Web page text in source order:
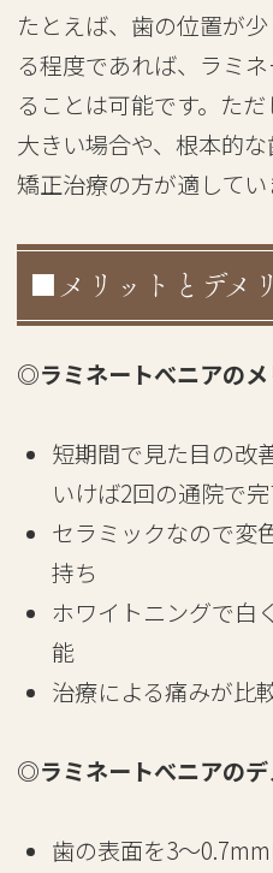
たとえば、歯の位置が
る程度であれば、ラミ
ることは可能です。た
大きい場合や、根本的な
矯正治療の方が適してい
■メリットとデメ
◎ラミネートべニアのメ
短期間で見た目の改
いけば2回の通院で完
セラミックなので変
持ち
ホワイトニングで白
能
治療による痛みが比
◎ラミネートべニアのデ
歯の表面を3〜